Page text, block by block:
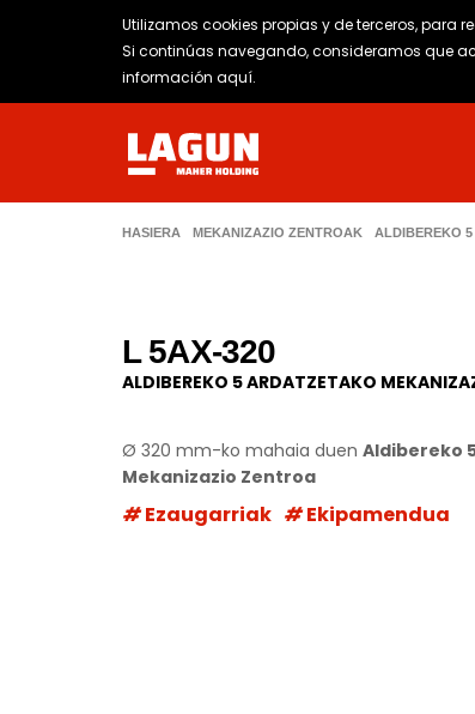
Utilizamos cookies propias y de terceros, para
Si continúas navegando, consideramos que
información aquí.
HASIERA MEKANIZAZIO ZENTROAK ALDIBEREKO
L 5AX-320
ALDIBEREKO 5 ARDATZETAKO
Ø 320 mm-ko mahaia duen Aldibereko
Mekanizazio Zentroa
Ezaugarriak Ekipamendua